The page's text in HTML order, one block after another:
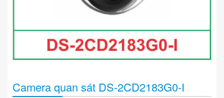
Camera quan sát DS-2CD2183G0-I